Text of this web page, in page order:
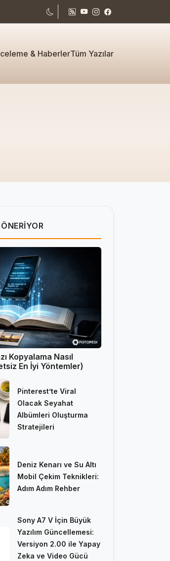
& HaberlerTüm Yazılar
ÖNERIYOR
Kopyalama Nasıl
En İyi Yöntemler)
Pinterest’te Viral
Olacak Seyahat
Albümleri Oluşturma
Stratejileri
Deniz Kenarı ve Su Altı
Mobil Çekim Teknikleri:
Adım Adım Rehber
Sony A7 V İçin Büyük
Yazılım Güncellemesi:
Versiyon 2.00 ile Yapay
Zeka ve Video Gücü